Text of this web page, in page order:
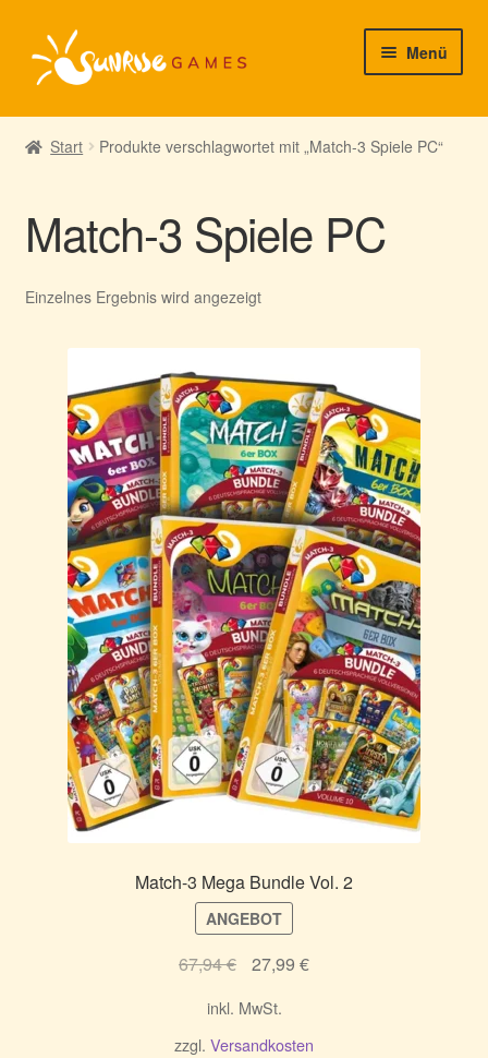
Zur
Navigation
Zum
Inhalt
Menü
► Startseite
► Support/Hilfe
► Mein Konto
Start Produkte verschlagwortet mit „Match-3 Spiele PC“
Match-3 Spiele PC
Einzelnes Ergebnis wird angezeigt
Match-3 Mega Bundle Vol. 2
ANGEBOT
67,94€
Ursprünglicher
war:
67,94 €
27,99 €Aktueller
27,99 €.
inkl. MwSt.
zzgl. Versandkosten